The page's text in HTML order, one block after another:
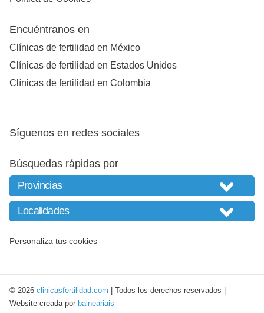
Encuéntranos en
Clínicas de fertilidad en México
Clínicas de fertilidad en Estados Unidos
Clínicas de fertilidad en Colombia
Síguenos en redes sociales
Búsquedas rápidas por
Personaliza tus cookies
© 2026 clinicasfertilidad.com | Todos los derechos reservados |
Website creada por balneariais